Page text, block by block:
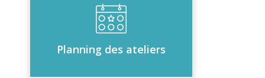
Planning des ateliers